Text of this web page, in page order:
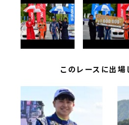
このレースに出場